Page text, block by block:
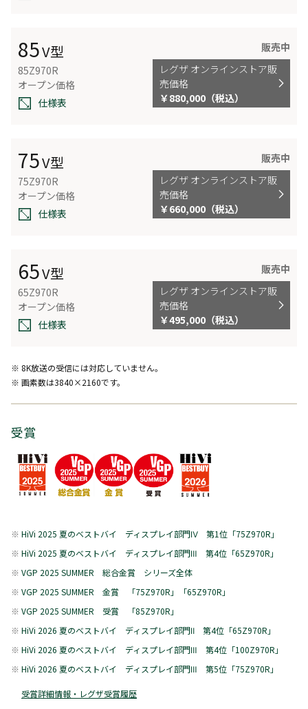
85V型
85Z970R
仕様表
オープン価格
販売中
レグザ オンラインストア販
売価格
￥880,000（税込）
75V型
75Z970R
仕様表
オープン価格
販売中
レグザ オンラインストア販
売価格
￥660,000（税込）
65V型
65Z970R
仕様表
オープン価格
販売中
レグザ オンラインストア販
売価格
￥495,000（税込）
※ 8K放送の受信には対応していません。
※ 画素数は3840×2160です。
受賞
HiVi 2025 夏のベストバイ ディスプレイ部門Ⅳ 第1位「75Z970R」
HiVi 2025 夏のベストバイ ディスプレイ部門Ⅲ 第4位「65Z970R」
VGP 2025 SUMMER 総合金賞 シリーズ全体
VGP 2025 SUMMER 金賞 「75Z970R 」「65Z970R」
VGP 2025 SUMMER 受賞 「85Z970R」
HiVi 2026 夏のベストバイ ディスプレイ部門Ⅱ 第4位「65Z970R」
HiVi 2026 夏のベストバイ ディスプレイ部門Ⅲ 第4位「100Z970R」
HiVi 2026 夏のベストバイ ディスプレイ部門Ⅲ 第5位「75Z970R」
受賞詳細情報・レグザ受賞履歴